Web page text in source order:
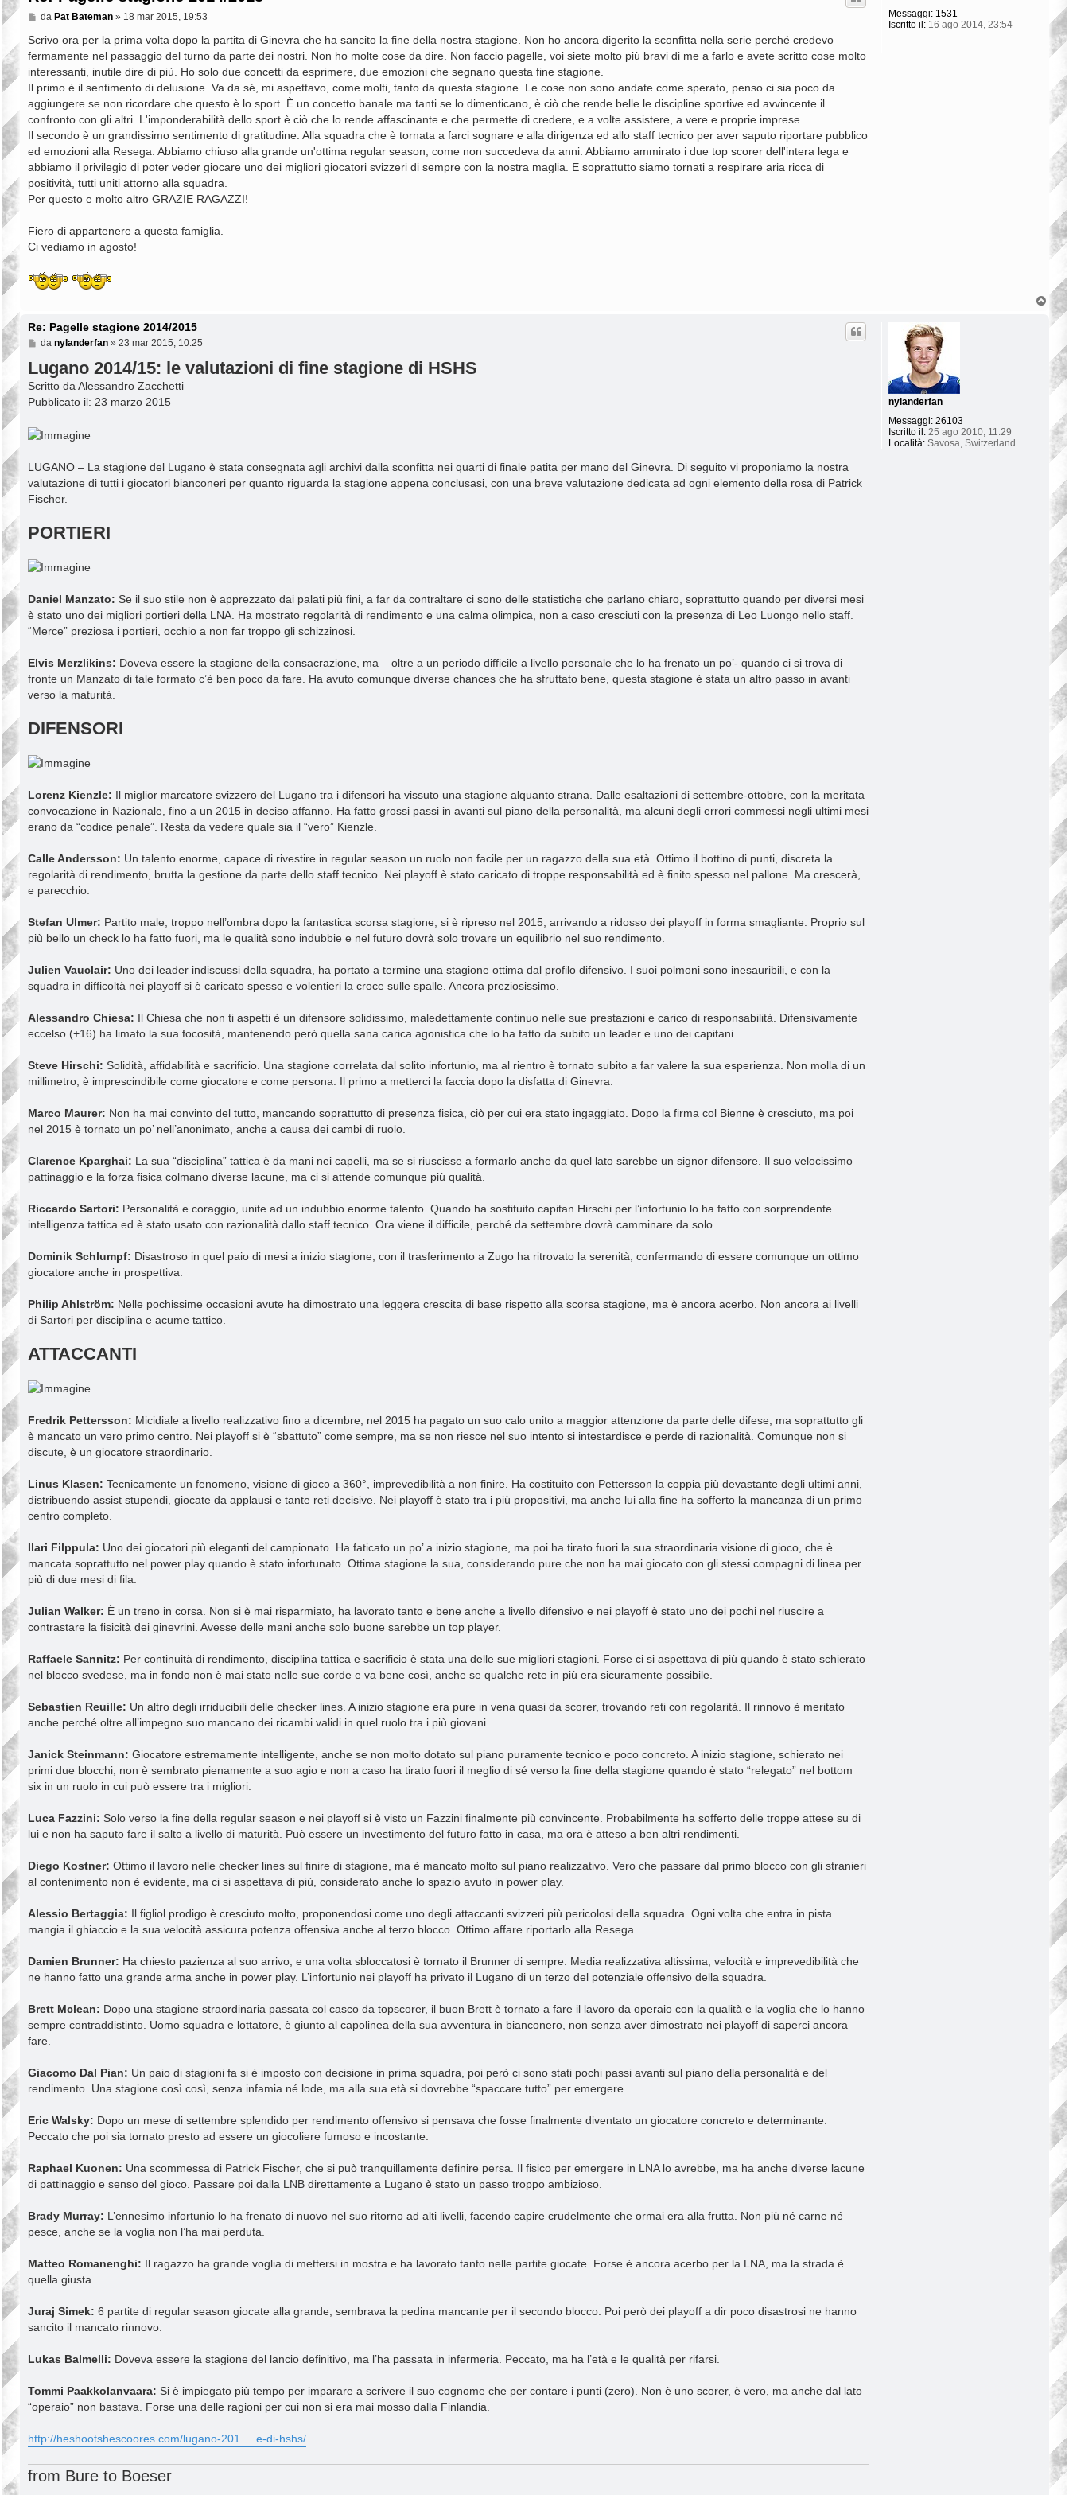
Messaggi: 1531
Iscritto il: 16 ago 2014, 23:54
M
s
a
g
i
o
da Pat Bateman» 18 mar 2015, 19:53
Scrivo ora per la prima volta dopo la partita di Ginevra che ha sancito la fine della nostra stagione. Non ho ancora digerito la sconfitta nella serie perché credevo
fermamente nel passaggio del turno da parte dei nostri. Non ho molte cose da dire. Non faccio pagelle, voi siete molto più bravi di me a farlo e avete scritto cose molto
interessanti, inutile dire di più. Ho solo due concetti da esprimere, due emozioni che segnano questa fine stagione.
Il primo è il sentimento di delusione. Va da sé, mi aspettavo, come molti, tanto da questa stagione. Le cose non sono andate come sperato, penso ci sia poco da
aggiungere se non ricordare che questo è lo sport. È un concetto banale ma tanti se lo dimenticano, è ciò che rende belle le discipline sportive ed avvincente il
confronto con gli altri. L'imponderabilità dello sport è ciò che lo rende affascinante e che permette di credere, e a volte assistere, a vere e proprie imprese.
Il secondo è un grandissimo sentimento di gratitudine. Alla squadra che è tornata a farci sognare e alla dirigenza ed allo staff tecnico per aver saputo riportare pubblico
ed emozioni alla Resega. Abbiamo chiuso alla grande un'ottima regular season, come non succedeva da anni. Abbiamo ammirato i due top scorer dell'intera lega e
abbiamo il privilegio di poter veder giocare uno dei migliori giocatori svizzeri di sempre con la nostra maglia. E soprattutto siamo tornati a respirare aria ricca di
positività, tutti uniti attorno alla squadra.
Per questo e molto altro GRAZIE RAGAZZI!
Fiero di appartenere a questa famiglia.
Ci vediamo in agosto!
p
nylanderfan
Messaggi: 26103
Iscritto il: 25 ago 2010, 11:29
Località: Savosa, Switzerland
Re: Pagelle stagione 2014/2015
M
s
s
a
g
g
o
da nylanderfan» 23 mar 2015, 10:25
Lugano 2014/15: le valutazioni di fine stagione di HSHS
Scritto da Alessandro Zacchetti
Pubblicato il: 23 marzo 2015
LUGANO – La stagione del Lugano è stata consegnata agli archivi dalla sconfitta nei quarti di finale patita per mano del Ginevra. Di seguito vi proponiamo la nostra
valutazione di tutti i giocatori bianconeri per quanto riguarda la stagione appena conclusasi, con una breve valutazione dedicata ad ogni elemento della rosa di Patrick
Fischer.
PORTIERI
Daniel Manzato: Se il suo stile non è apprezzato dai palati più fini, a far da contraltare ci sono delle statistiche che parlano chiaro, soprattutto quando per diversi mesi
è stato uno dei migliori portieri della LNA. Ha mostrato regolarità di rendimento e una calma olimpica, non a caso cresciuti con la presenza di Leo Luongo nello staff.
“Merce” preziosa i portieri, occhio a non far troppo gli schizzinosi.
Elvis Merzlikins: Doveva essere la stagione della consacrazione, ma – oltre a un periodo difficile a livello personale che lo ha frenato un po’- quando ci si trova di
fronte un Manzato di tale formato c’è ben poco da fare. Ha avuto comunque diverse chances che ha sfruttato bene, questa stagione è stata un altro passo in avanti
verso la maturità.
DIFENSORI
Lorenz Kienzle: Il miglior marcatore svizzero del Lugano tra i difensori ha vissuto una stagione alquanto strana. Dalle esaltazioni di settembre-ottobre, con la meritata
convocazione in Nazionale, fino a un 2015 in deciso affanno. Ha fatto grossi passi in avanti sul piano della personalità, ma alcuni degli errori commessi negli ultimi mesi
erano da “codice penale”. Resta da vedere quale sia il “vero” Kienzle.
Calle Andersson: Un talento enorme, capace di rivestire in regular season un ruolo non facile per un ragazzo della sua età. Ottimo il bottino di punti, discreta la
regolarità di rendimento, brutta la gestione da parte dello staff tecnico. Nei playoff è stato caricato di troppe responsabilità ed è finito spesso nel pallone. Ma crescerà,
e parecchio.
Stefan Ulmer: Partito male, troppo nell’ombra dopo la fantastica scorsa stagione, si è ripreso nel 2015, arrivando a ridosso dei playoff in forma smagliante. Proprio sul
più bello un check lo ha fatto fuori, ma le qualità sono indubbie e nel futuro dovrà solo trovare un equilibrio nel suo rendimento.
Julien Vauclair: Uno dei leader indiscussi della squadra, ha portato a termine una stagione ottima dal profilo difensivo. I suoi polmoni sono inesauribili, e con la
squadra in difficoltà nei playoff si è caricato spesso e volentieri la croce sulle spalle. Ancora preziosissimo.
Alessandro Chiesa: Il Chiesa che non ti aspetti è un difensore solidissimo, maledettamente continuo nelle sue prestazioni e carico di responsabilità. Difensivamente
eccelso (+16) ha limato la sua focosità, mantenendo però quella sana carica agonistica che lo ha fatto da subito un leader e uno dei capitani.
Steve Hirschi: Solidità, affidabilità e sacrificio. Una stagione correlata dal solito infortunio, ma al rientro è tornato subito a far valere la sua esperienza. Non molla di un
millimetro, è imprescindibile come giocatore e come persona. Il primo a metterci la faccia dopo la disfatta di Ginevra.
Marco Maurer: Non ha mai convinto del tutto, mancando soprattutto di presenza fisica, ciò per cui era stato ingaggiato. Dopo la firma col Bienne è cresciuto, ma poi
nel 2015 è tornato un po’ nell’anonimato, anche a causa dei cambi di ruolo.
Clarence Kparghai: La sua “disciplina” tattica è da mani nei capelli, ma se si riuscisse a formarlo anche da quel lato sarebbe un signor difensore. Il suo velocissimo
pattinaggio e la forza fisica colmano diverse lacune, ma ci si attende comunque più qualità.
Riccardo Sartori: Personalità e coraggio, unite ad un indubbio enorme talento. Quando ha sostituito capitan Hirschi per l’infortunio lo ha fatto con sorprendente
intelligenza tattica ed è stato usato con razionalità dallo staff tecnico. Ora viene il difficile, perché da settembre dovrà camminare da solo.
Dominik Schlumpf: Disastroso in quel paio di mesi a inizio stagione, con il trasferimento a Zugo ha ritrovato la serenità, confermando di essere comunque un ottimo
giocatore anche in prospettiva.
Philip Ahlström: Nelle pochissime occasioni avute ha dimostrato una leggera crescita di base rispetto alla scorsa stagione, ma è ancora acerbo. Non ancora ai livelli
di Sartori per disciplina e acume tattico.
ATTACCANTI
Fredrik Pettersson: Micidiale a livello realizzativo fino a dicembre, nel 2015 ha pagato un suo calo unito a maggior attenzione da parte delle difese, ma soprattutto gli
è mancato un vero primo centro. Nei playoff si è “sbattuto” come sempre, ma se non riesce nel suo intento si intestardisce e perde di razionalità. Comunque non si
discute, è un giocatore straordinario.
Linus Klasen: Tecnicamente un fenomeno, visione di gioco a 360°, imprevedibilità a non finire. Ha costituito con Pettersson la coppia più devastante degli ultimi anni,
distribuendo assist stupendi, giocate da applausi e tante reti decisive. Nei playoff è stato tra i più propositivi, ma anche lui alla fine ha sofferto la mancanza di un primo
centro completo.
Ilari Filppula: Uno dei giocatori più eleganti del campionato. Ha faticato un po’ a inizio stagione, ma poi ha tirato fuori la sua straordinaria visione di gioco, che è
mancata soprattutto nel power play quando è stato infortunato. Ottima stagione la sua, considerando pure che non ha mai giocato con gli stessi compagni di linea per
più di due mesi di fila.
Julian Walker: È un treno in corsa. Non si è mai risparmiato, ha lavorato tanto e bene anche a livello difensivo e nei playoff è stato uno dei pochi nel riuscire a
contrastare la fisicità dei ginevrini. Avesse delle mani anche solo buone sarebbe un top player.
Raffaele Sannitz: Per continuità di rendimento, disciplina tattica e sacrificio è stata una delle sue migliori stagioni. Forse ci si aspettava di più quando è stato schierato
nel blocco svedese, ma in fondo non è mai stato nelle sue corde e va bene così, anche se qualche rete in più era sicuramente possibile.
Sebastien Reuille: Un altro degli irriducibili delle checker lines. A inizio stagione era pure in vena quasi da scorer, trovando reti con regolarità. Il rinnovo è meritato
anche perché oltre all’impegno suo mancano dei ricambi validi in quel ruolo tra i più giovani.
Janick Steinmann: Giocatore estremamente intelligente, anche se non molto dotato sul piano puramente tecnico e poco concreto. A inizio stagione, schierato nei
primi due blocchi, non è sembrato pienamente a suo agio e non a caso ha tirato fuori il meglio di sé verso la fine della stagione quando è stato “relegato” nel bottom
six in un ruolo in cui può essere tra i migliori.
Luca Fazzini: Solo verso la fine della regular season e nei playoff si è visto un Fazzini finalmente più convincente. Probabilmente ha sofferto delle troppe attese su di
lui e non ha saputo fare il salto a livello di maturità. Può essere un investimento del futuro fatto in casa, ma ora è atteso a ben altri rendimenti.
Diego Kostner: Ottimo il lavoro nelle checker lines sul finire di stagione, ma è mancato molto sul piano realizzativo. Vero che passare dal primo blocco con gli stranieri
al contenimento non è evidente, ma ci si aspettava di più, considerato anche lo spazio avuto in power play.
Alessio Bertaggia: Il figliol prodigo è cresciuto molto, proponendosi come uno degli attaccanti svizzeri più pericolosi della squadra. Ogni volta che entra in pista
mangia il ghiaccio e la sua velocità assicura potenza offensiva anche al terzo blocco. Ottimo affare riportarlo alla Resega.
Damien Brunner: Ha chiesto pazienza al suo arrivo, e una volta sbloccatosi è tornato il Brunner di sempre. Media realizzativa altissima, velocità e imprevedibilità che
ne hanno fatto una grande arma anche in power play. L’infortunio nei playoff ha privato il Lugano di un terzo del potenziale offensivo della squadra.
Brett Mclean: Dopo una stagione straordinaria passata col casco da topscorer, il buon Brett è tornato a fare il lavoro da operaio con la qualità e la voglia che lo hanno
sempre contraddistinto. Uomo squadra e lottatore, è giunto al capolinea della sua avventura in bianconero, non senza aver dimostrato nei playoff di saperci ancora
fare.
Giacomo Dal Pian: Un paio di stagioni fa si è imposto con decisione in prima squadra, poi però ci sono stati pochi passi avanti sul piano della personalità e del
rendimento. Una stagione così così, senza infamia né lode, ma alla sua età si dovrebbe “spaccare tutto” per emergere.
Eric Walsky: Dopo un mese di settembre splendido per rendimento offensivo si pensava che fosse finalmente diventato un giocatore concreto e determinante.
Peccato che poi sia tornato presto ad essere un giocoliere fumoso e incostante.
Raphael Kuonen: Una scommessa di Patrick Fischer, che si può tranquillamente definire persa. Il fisico per emergere in LNA lo avrebbe, ma ha anche diverse lacune
di pattinaggio e senso del gioco. Passare poi dalla LNB direttamente a Lugano è stato un passo troppo ambizioso.
Brady Murray: L’ennesimo infortunio lo ha frenato di nuovo nel suo ritorno ad alti livelli, facendo capire crudelmente che ormai era alla frutta. Non più né carne né
pesce, anche se la voglia non l’ha mai perduta.
Matteo Romanenghi: Il ragazzo ha grande voglia di mettersi in mostra e ha lavorato tanto nelle partite giocate. Forse è ancora acerbo per la LNA, ma la strada è
quella giusta.
Juraj Simek: 6 partite di regular season giocate alla grande, sembrava la pedina mancante per il secondo blocco. Poi però dei playoff a dir poco disastrosi ne hanno
sancito il mancato rinnovo.
Lukas Balmelli: Doveva essere la stagione del lancio definitivo, ma l’ha passata in infermeria. Peccato, ma ha l’età e le qualità per rifarsi.
Tommi Paakkolanvaara: Si è impiegato più tempo per imparare a scrivere il suo cognome che per contare i punti (zero). Non è uno scorer, è vero, ma anche dal lato
“operaio” non bastava. Forse una delle ragioni per cui non si era mai mosso dalla Finlandia.
http://heshootshescoores.com/lugano-201 ... e-di-hshs/
from Bure to Boeser